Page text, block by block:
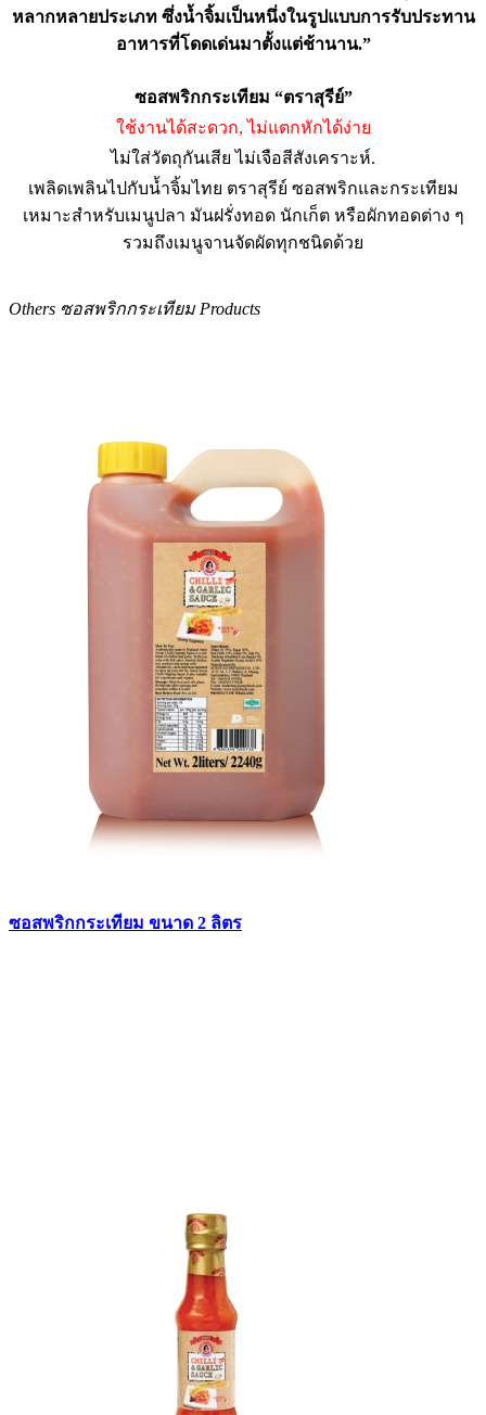
หลากหลายประเภท ซึ่งน้ำจิ้มเป็นหนึ่งในรูปแบบการรับประทาน
อาหารที่โดดเด่นมาตั้งแต่ช้านาน.”
ซอสพริกกระเทียม “ตราสุรีย์”
ใช้งานได้สะดวก, ไม่แตกหักได้ง่าย
ไม่ใส่วัตถุกันเสีย ไม่เจือสีสังเคราะห์.
เพลิดเพลินไปกับน้ำจิ้มไทย ตราสุรีย์ ซอสพริกและกระเทียม
เหมาะสำหรับเมนูปลา มันฝรั่งทอด นักเก็ต หรือผักทอดต่าง ๆ
รวมถึงเมนูจานจัดผัดทุกชนิดด้วย
Others ซอสพริกกระเทียม Products
ซอสพริกกระเทียม ขนาด 2 ลิตร